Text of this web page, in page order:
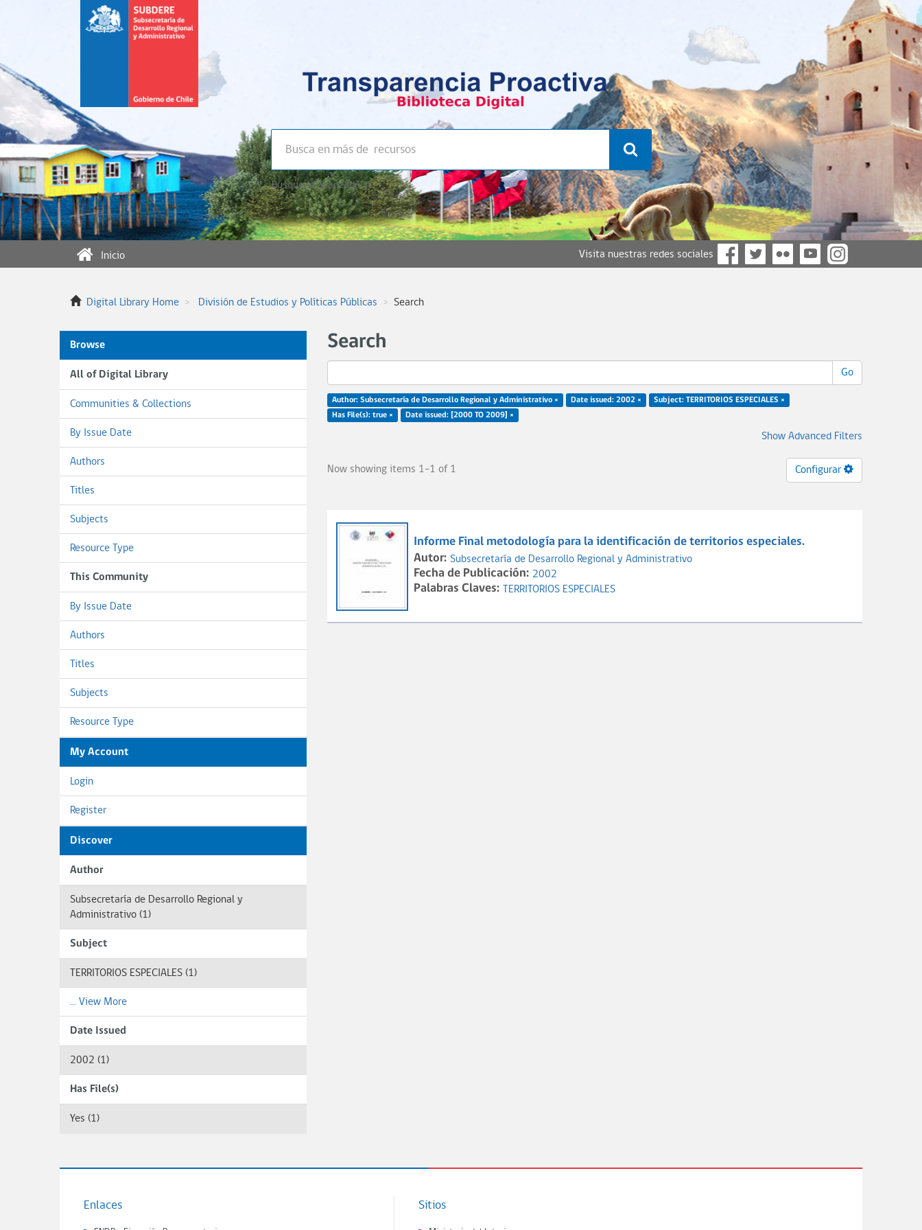
Búsqueda avanzada >>
Inicio Visita nuestras redes sociales
Digital Library Home División de Estudios y Políticas Públicas Search
Browse
All of Digital Library
Communities & Collections
By Issue Date
Authors
Titles
Subjects
Resource Type
This Community
By Issue Date
Authors
Titles
Subjects
Resource Type
My Account
Login
Register
Discover
Author
Subsecretaría de Desarrollo Regional y
Administrativo (1)
Subject
TERRITORIOS ESPECIALES (1)
... View More
Date Issued
2002 (1)
Has File(s)
Yes (1)
Search
Go
Author: Subsecretaría de Desarrollo Regional y Administrativo × Date issued: 2002 ×
Subject: TERRITORIOS ESPECIALES ×
Has File(s): true ×
Date issued: [2000 TO 2009] ×
Show Advanced Filters
Now showing items 1-1 of 1 Configurar
Informe Final metodología para la identificación de territorios especiales.
Autor: Subsecretaría de Desarrollo Regional y Administrativo
Fecha de Publicación: 2002
Palabras Claves: TERRITORIOS ESPECIALES
Enlaces Sitios